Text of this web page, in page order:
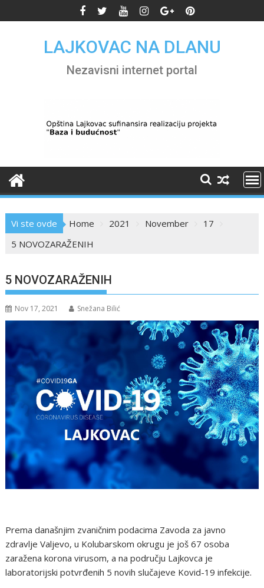
to
LAJKOVAC NA DLANU
Nezavisni internet portal
Vi ste ovde Home 2021 November
17
5 NOVOZARAŽENIH
5 NOVOZARAŽENIH
Nov 17, 2021 Snežana Bilić
Prema današnjim zvaničnim podacima Zavoda za javno
zdravlje Valjevo, u Kolubarskom okrugu je još 67 osoba
zaražena korona virusom, a na području Lajkovca je
laboratorijski potvrđenih 5 novih slučajeve Kovid-19 infekcije.